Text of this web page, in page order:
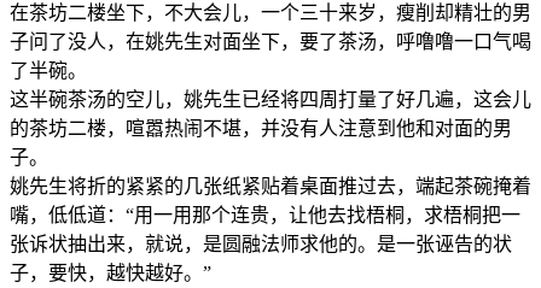
在茶坊二楼坐下，不大会儿，一个三十来岁，瘦削却精壮的男
子问了没人，在姚先生对面坐下，要了茶汤，呼噜噜一口气喝
了半碗。
这半碗茶汤的空儿，姚先生已经将四周打量了好几遍，这会儿
的茶坊二楼，喧嚣热闹不堪，并没有人注意到他和对面的男
子。
姚先生将折的紧紧的几张纸紧贴着桌面推过去，端起茶碗掩着
嘴，低低道：“用一用那个连贵，让他去找梧桐，求梧桐把一
张诉状抽出来，就说，是圆融法师求他的。是一张诬告的状
子，要快，越快越好。”